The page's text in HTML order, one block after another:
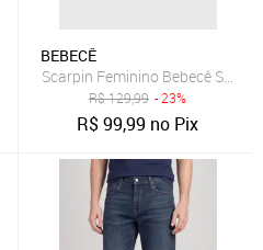
Salto Alto Preto
BEBECÊ
Scarpin Feminino Bebecê Salto
R$129,99 - 23%
R$99,99 no Pix